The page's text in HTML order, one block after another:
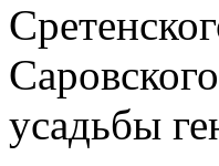
усадьбы